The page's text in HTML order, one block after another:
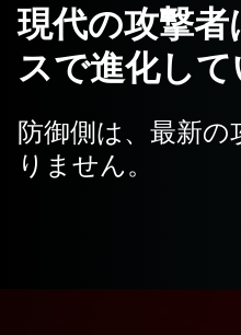
現代の攻撃
スで進化して
防御側は、最新
りません。